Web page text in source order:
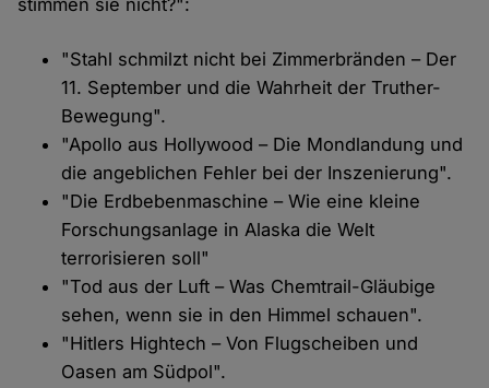
stimmen sie nicht?":
"Stahl schmilzt nicht bei Zimmerbränden – Der
11. September und die Wahrheit der Truther-
Bewegung".
"Apollo aus Hollywood – Die Mondlandung und
die angeblichen Fehler bei der Inszenierung".
"Die Erdbebenmaschine – Wie eine kleine
Forschungsanlage in Alaska die Welt
terrorisieren soll"
"Tod aus der Luft – Was Chemtrail-Gläubige
sehen, wenn sie in den Himmel schauen".
"Hitlers Hightech – Von Flugscheiben und
Oasen am Südpol".